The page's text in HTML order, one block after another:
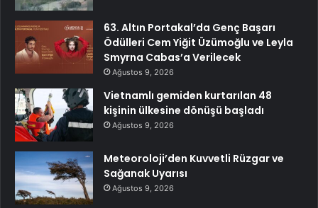
63. Altın Portakal’da Genç Başarı
Ödülleri Cem Yiğit Üzümoğlu ve Leyla
Smyrna Cabas’a Verilecek
Ağustos 9, 2026
Vietnamlı gemiden kurtarılan 48
kişinin ülkesine dönüşü başladı
Ağustos 9, 2026
Meteoroloji’den Kuvvetli Rüzgar ve
Sağanak Uyarısı
Ağustos 9, 2026